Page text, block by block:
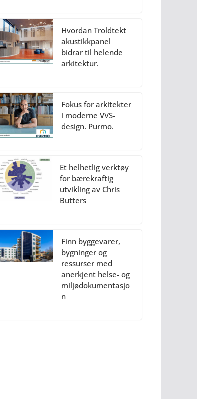
Hvordan Troldtekt
akustikkpanel
bidrar til helende
arkitektur.
Fokus for arkitekter
i moderne VVS-
design. Purmo.
Et helhetlig verktøy
for bærekraftig
utvikling av Chris
Butters
Finn byggevarer,
bygninger og
ressurser med
anerkjent helse- og
miljødokumentasjo
n